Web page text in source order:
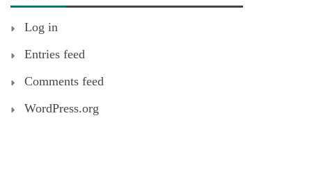
Log in
Entries feed
Comments feed
WordPress.org